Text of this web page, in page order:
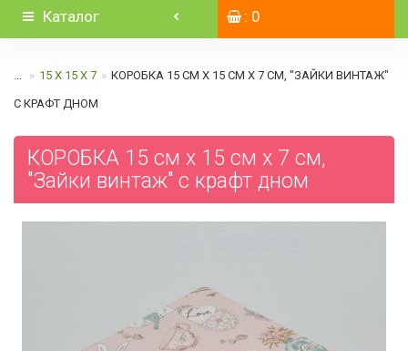
Каталог : 0
... 15 Х 15 Х 7 КОРОБКА 15 СМ Х 15 СМ Х 7 СМ, "ЗАЙКИ ВИНТАЖ"
C КРАФТ ДНОМ
КОРОБКА 15 см х 15 см х 7 см,
"Зайки винтаж" c крафт дном